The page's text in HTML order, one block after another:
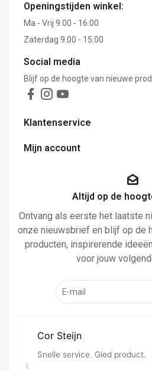
Openingstijden winkel:
Ma - Vrij 9.00 - 16.00
Zaterdag 9.00 - 15.00
Social media
Blijf op de hoogte van nieuwe
Klantenservice
Mijn account
Altijd op de
Ontvang als eerste het laatste
onze nieuwsbrief en blijf op de
producten, inspirerende
voor jouw